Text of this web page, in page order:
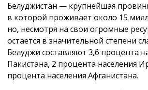
Белуджистан — крупнейшая
в которой проживает около 15
но, несмотря на свои огромные
остается в значительной степени
Белуджи составляют 3,6 процента
Пакистана, 2 процента населения
процента населения Афганистана.